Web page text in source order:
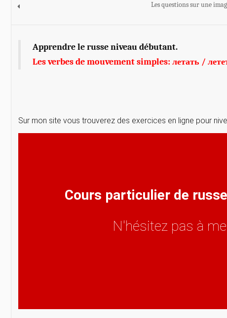
Les questions sur une
Apprendre le russe niveau débutant.
Les verbes de mouvement simples: летать /
Sur mon site vous trouverez des exercices en ligne pour
Cours particulier de
N'hésitez pas à